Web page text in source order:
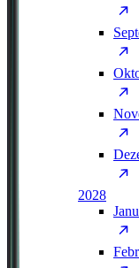
2028